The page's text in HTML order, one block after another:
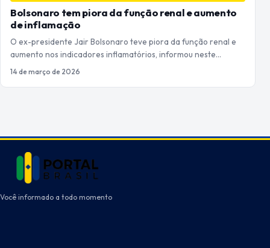
Bolsonaro tem piora da função renal e aumento
de inflamação
O ex-presidente Jair Bolsonaro teve piora da função renal e
aumento nos indicadores inflamatórios, informou neste…
14 de março de 2026
Você informado a todo momento